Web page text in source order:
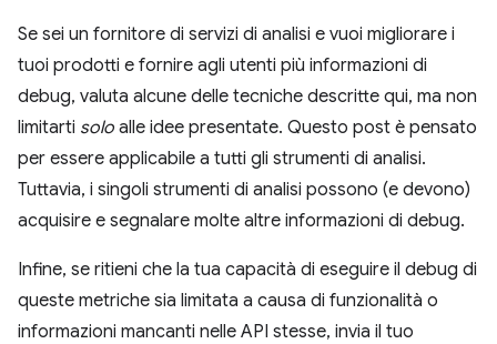
Se sei un fornitore di servizi di analisi e vuoi migliorare i
tuoi prodotti e fornire agli utenti più informazioni di
debug, valuta alcune delle tecniche descritte qui, ma non
limitarti solo alle idee presentate. Questo post è pensato
per essere applicabile a tutti gli strumenti di analisi.
Tuttavia, i singoli strumenti di analisi possono (e devono)
acquisire e segnalare molte altre informazioni di debug.
Infine, se ritieni che la tua capacità di eseguire il debug di
queste metriche sia limitata a causa di funzionalità o
informazioni mancanti nelle API stesse, invia il tuo